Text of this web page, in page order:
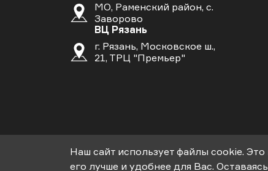
МО, Раменский район, с.
Заворово
ВЦ Рязань
г. Рязань, Московское ш.,
21, ТРЦ "Премьер"
Наш сайт использует файлы cookie.
его лучше и удобнее для Вас.